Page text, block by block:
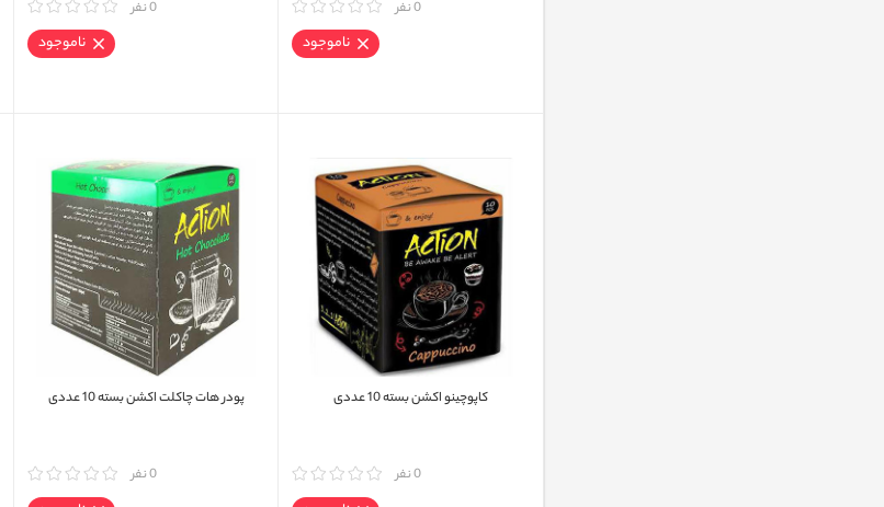
0 نفر
ناموجود
0 نفر
ناموجود
کاپوچینو اکشن بسته 10 عددی
0 نفر
پودر هات چاکلت اکشن بسته 10 عددی
0 نفر